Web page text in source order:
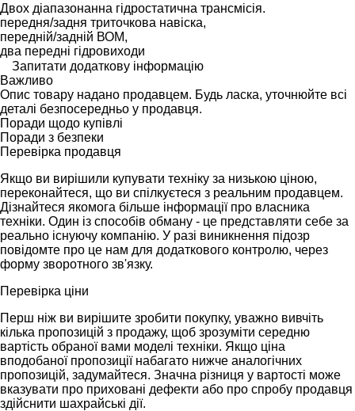
Двох діапазонанна гідростатична трансмісія.
передня/задня триточкова навіска,
передній/задній ВОМ,
два передні гідровиходи
Запитати додаткову інформацію
Важливо
Опис товару надано продавцем. Будь ласка, уточнюйте всі
деталі безпосередньо у продавця.
Поради щодо купівлі
Поради з безпеки
Перевірка продавця
Якщо ви вирішили купувати техніку за низькою ціною,
переконайтеся, що ви спілкуєтеся з реальним продавцем.
Дізнайтеся якомога більше інформації про власника
техніки. Один із способів обману - це представляти себе за
реально існуючу компанію. У разі виникнення підозр
повідомте про це нам для додаткового контролю, через
форму зворотного зв'язку.
Перевірка ціни
Перш ніж ви вирішите зробити покупку, уважно вивчіть
кілька пропозицій з продажу, щоб зрозуміти середню
вартість обраної вами моделі техніки. Якщо ціна
вподобаної пропозиції набагато нижче аналогічних
пропозицій, задумайтеся. Значна різниця у вартості може
вказувати про приховані дефекти або про спробу продавця
здійснити шахрайські дії.